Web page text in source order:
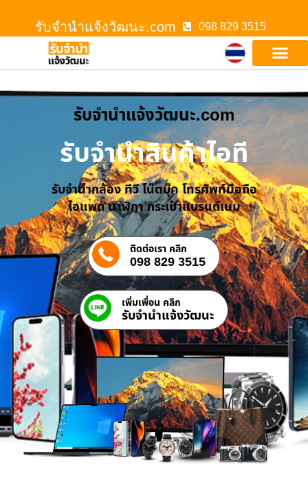
รับจํานําแจ้งวัฒนะ.com 098 829 3515
รับจํานําแจ้งวัฒนะ.com
รับจำนำสินค้าไอที
รับจำนำกล้อง ทีวี โน๊ตบุ๊ค โทรศัพท์มือถือ
ไอแพด นาฬิกา กระเป๋าแบรนด์เนม
ติดต่อเรา คลิก
098 829 3515
เพิ่มเพื่อน คลิก
รับจํานําแจ้งวัฒนะ